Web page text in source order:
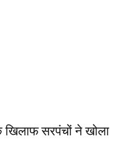
खिलाफ सरपंचों ने खोला